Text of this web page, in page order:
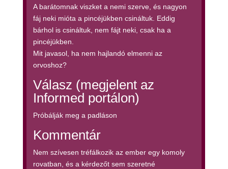
A barátomnak viszket a nemi szerve, és nagyon
fáj neki mióta a pincéjükben csináltuk. Eddig
bárhol is csináltuk, nem fájt neki, csak ha a
pincéjükben.
Mit javasol, ha nem hajlandó elmenni az
orvoshoz?
Válasz (megjelent az
Informed portálon)
Próbálják meg a padláson
Kommentár
Nem szívesen tréfálkozik az ember egy komoly
rovatban, és a kérdezőt sem szeretné